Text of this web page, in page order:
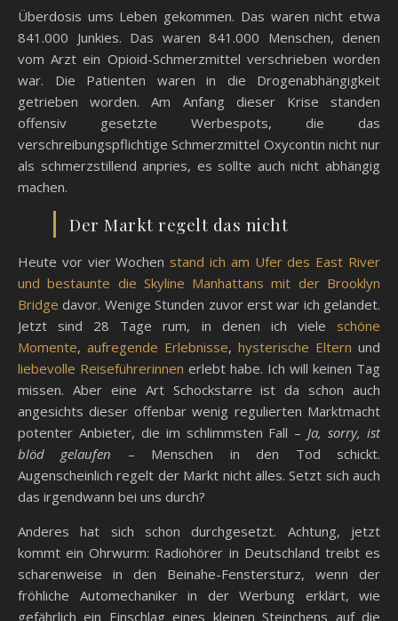
Überdosis ums Leben gekommen. Das waren nicht etwa
841.000 Junkies. Das waren 841.000 Menschen, denen
vom Arzt ein Opioid-Schmerzmittel verschrieben worden
war. Die Patienten waren in die Drogenabhängigkeit
getrieben worden. Am Anfang dieser Krise standen
offensiv gesetzte Werbespots, die das
verschreibungspflichtige Schmerzmittel Oxycontin nicht nur
als schmerzstillend anpries, es sollte auch nicht abhängig
machen.
Der Markt regelt das nicht
Heute vor vier Wochen stand ich am Ufer des East River
und bestaunte die Skyline Manhattans mit der Brooklyn
Bridge davor. Wenige Stunden zuvor erst war ich gelandet.
Jetzt sind 28 Tage rum, in denen ich viele schöne
Momente, aufregende Erlebnisse, hysterische Eltern und
liebevolle Reiseführerinnen erlebt habe. Ich will keinen Tag
missen. Aber eine Art Schockstarre ist da schon auch
angesichts dieser offenbar wenig regulierten Marktmacht
potenter Anbieter, die im schlimmsten Fall –Ja, sorry, ist
blöd gelaufen – Menschen in den Tod schickt.
Augenscheinlich regelt der Markt nicht alles. Setzt sich auch
das irgendwann bei uns durch?
Anderes hat sich schon durchgesetzt. Achtung, jetzt
kommt ein Ohrwurm: Radiohörer in Deutschland treibt es
scharenweise in den Beinahe-Fenstersturz, wenn der
fröhliche Automechaniker in der Werbung erklärt, wie
gefährlich ein Einschlag eines kleinen Steinchens auf die